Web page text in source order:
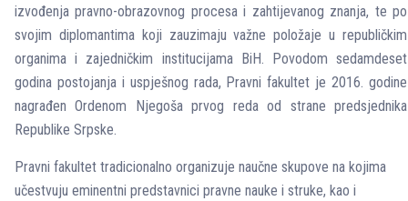
izvođenja pravno-obrazovnog procesa i zahtijevanog znanja, te po
svojim diplomantima koji zauzimaju važne položaje u republičkim
organima i zajedničkim institucijama BiH. Povodom sedamdeset
godina postojanja i uspješnog rada, Pravni fakultet je 2016. godine
nagrađen Ordenom Njegoša prvog reda od strane predsjednika
Republike Srpske.
Pravni fakultet tradicionalno organizuje naučne skupove na kojima
učestvuju eminentni predstavnici pravne nauke i struke, kao i